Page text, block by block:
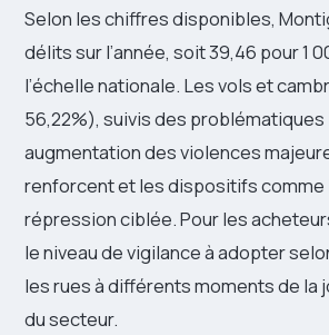
Selon les chiffres disponibles,
délits sur l’année, soit 39,46 pour 1
l’échelle nationale. Les vols et
56,22%), suivis des problématiques
augmentation des violences
renforcent et les dispositifs comme
répression ciblée. Pour les
le niveau de vigilance à adopter
les rues à différents moments de la
du secteur.